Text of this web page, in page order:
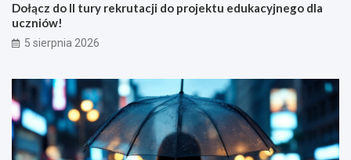
Dołącz do II tury rekrutacji do projektu edukacyjnego dla
uczniów!
5 sierpnia 2026